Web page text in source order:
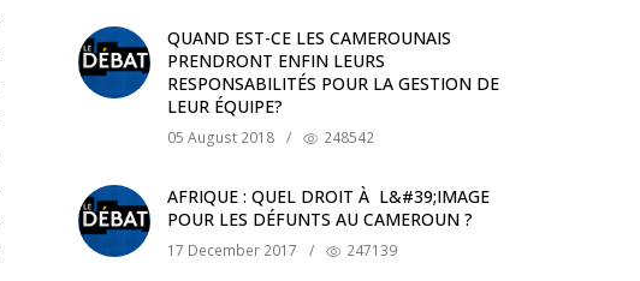
QUAND EST-CE LES CAMEROUNAIS
PRENDRONT ENFIN LEURS
RESPONSABILITÉS POUR LA GESTION DE
LEUR ÉQUIPE?
05 August 2018 / 248542
AFRIQUE : QUEL DROIT À L&#39;IMAGE
POUR LES DÉFUNTS AU CAMEROUN ?
17 December 2017 / 247139